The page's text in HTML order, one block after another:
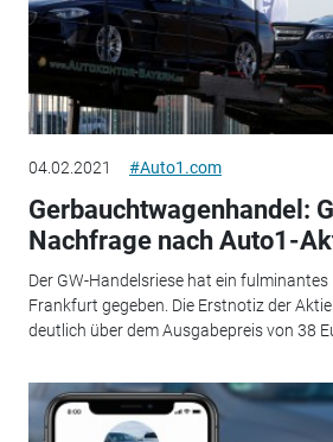
04.02.2021 #Auto1.com
Gerbauchtwagenhandel:
Nachfrage nach Auto1-
Der GW-Handelsriese hat ein
Frankfurt gegeben. Die Erstnotiz der
deutlich über dem Ausgabepreis von 38